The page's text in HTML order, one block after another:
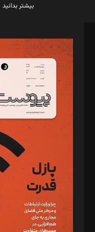
بیشتر بدانید
مدیر مسئول: محمدباقر
سردبیر: مهرک محمودی
دبیر تحریریه: میثم قاسمی
د‌بیر ناداستان: سمانه سمیع
د‌بیر خدمت و تجارت:
د‌بیر حقوق فناوری:
د‌بیر پیوست جهان: مینا پاکدل
د‌بیر تحریریه آنلاین: بابک
تحریریه‌: مجتبی محمود‌ی،
مصطفی مسجدی آرانی،
رستمی،مصطفی باستان
ویرایش: نگار استاد‌‌آقا
طراح یونیفرم: مجید توکلی
فیلمبرداری و عکاسی: امیر